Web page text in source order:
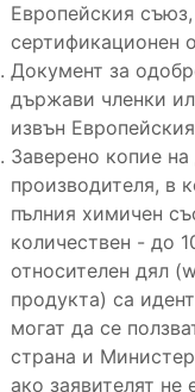
Европейския
сертификационен
Документ за
държави членки
извън
Заверено копие
производителя, в
пълния химичен
количествен - до
относителен дял
продукта) са
могат да се
страна и
ако заявителят не